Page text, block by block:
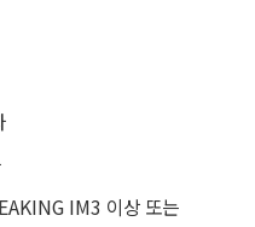
IM3 이상 또는